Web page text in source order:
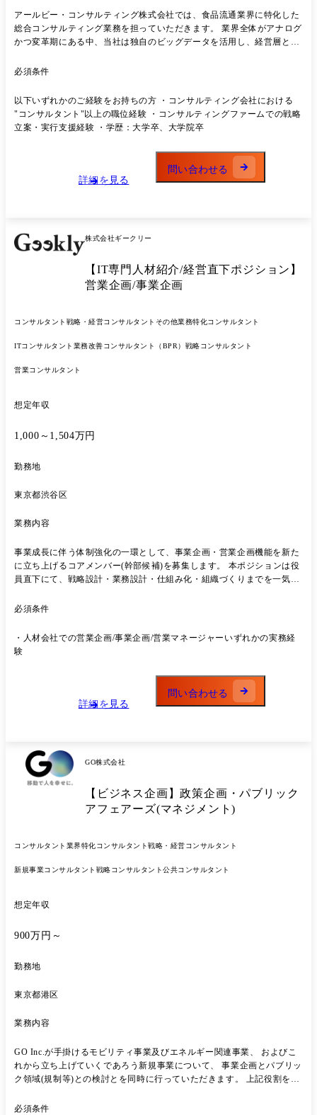
アールビー・コンサルティング株式会社では、食品流通業界に特化した
総合コンサルティング業務を担っていただきます。 業界全体がアナログ
かつ変革期にある中、当社は独自のビッグデータを活用し、経営層と対
・クライアントとの関係構築、課題ヒアリング ・既存/新規クライアン
営業・販促などの戦略立案と改善提案 ・BIG DATA Knowledgeを活用し
たマーケット分析 ・社内外ステークホルダーとのプロジェクト推進・進
捗管理 ・実行支援・改善提案(仕組み化、販促支援、体制構築など) ・当
支援まで深く入り込み、「結果を出す」ことにこだわります。 ※(業務
必須条件
以下いずれかのご経験をお持ちの方 ・コンサルティング会社における
"コンサルタント"以上の職位経験 ・コンサルティングファームでの戦略
立案・実行支援経験 ・学歴：大学卒、大学院卒
詳細を見る
問い合わせる
株式会社ギークリー
【IT専門人材紹介/経営直下ポジション】
営業企画/事業企画
コンサルタント 戦略・経営コンサルタント その他業務特化コンサルタント
ITコンサルタント 業務改善コンサルタント（BPR） 戦略コンサルタント
営業コンサルタント
想定年収
1,000～1,504万円
勤務地
東京都渋谷区
業務内容
事業成長に伴う体制強化の一環として、事業企画・営業企画機能を新た
に立ち上げるコアメンバー(幹部候補)を募集します。 本ポジションは役
員直下にて、戦略設計・業務設計・仕組み化・組織づくりまでを一気通
業務を遂行する企画職ではなく、自ら創り、形にしていく立ち上げフェ
・全社横断プロジェクトの企画・統括 ・KPI設計・モニタリング体制構
築 ・業務フロー設計・仕組み化 ・経営陣へのレポーティング/意思決定
必須条件
・人材会社での営業企画/事業企画/営業マネージャーいずれかの実務経
験
詳細を見る
問い合わせる
GO株式会社
【ビジネス企画】政策企画・パブリック
アフェアーズ(マネジメント)
コンサルタント 業界特化コンサルタント戦略・経営コンサルタント
新規事業コンサルタント 戦略コンサルタント公共コンサルタント
想定年収
900万円～
勤務地
東京都港区
業務内容
GO Inc.が手掛けるモビリティ事業及びエネルギー関連事業、 およびこ
れから立ち上げていくであろう新規事業について、 事業企画とパブリッ
ク領域(規制等)との検討とを同時に行っていただきます。 上記役割を担
について企画・検討を主導していただきます。 業務内容としては下記の
必須条件